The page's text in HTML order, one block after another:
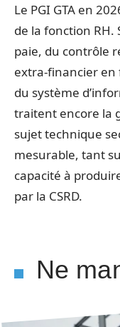
Le PGI GTA en
de la fonction RH.
paie, du contrôle
extra-financier
du système
traitent encore la
sujet technique
mesurable, tant
capacité à
par la CSRD.
Ne